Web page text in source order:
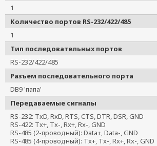
1
Количество портов RS-232/422/485
1
Тип последовательных портов
RS-232/422/485
Разъем последовательного порта
DB9 'папа'
Передаваемые сигналы
RS-232: TxD, RxD, RTS, CTS, DTR, DSR, GND
RS-422: Tx+, Tx-, Rx+, Rx-, GND
RS-485 (2-проводный): Data+, Data-, GND
RS-485 (4-проводный): Tx+, Tx-, Rx+, Rx-, GND